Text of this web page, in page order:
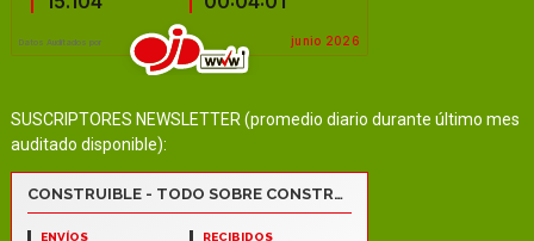
SUSCRIPTORES NEWSLETTER (promedio diario durante último mes
auditado disponible):